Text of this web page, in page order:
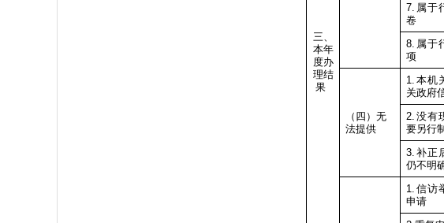
三、
本年
度办
理结
果
7. 属于
卷
8. 属于
项
（四）无
法提供
1. 本机
关政府
2. 没有
要另行
3. 补正
仍不明
1. 信访
申请